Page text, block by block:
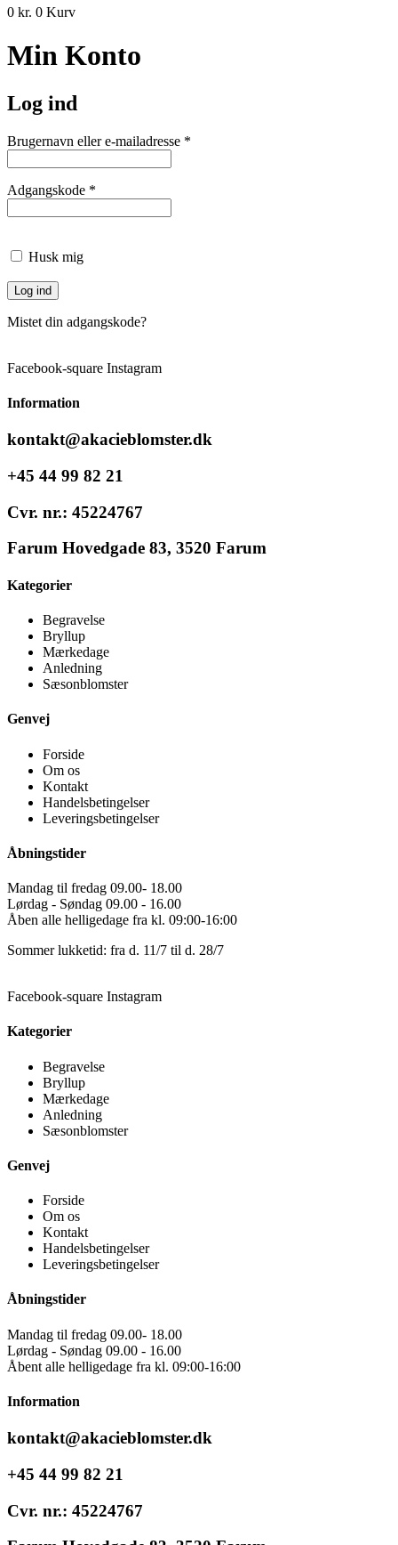
0 kr. 0 Kurv
Min Konto
Log ind
Brugernavn eller e-mailadresse *
Adgangskode *
Husk mig
Log ind
Mistet din adgangskode?
Facebook-square Instagram
Information
kontakt@akacieblomster.dk
+45 44 99 82 21
Cvr. nr.: 45224767
Farum Hovedgade 83, 3520 Farum
Kategorier
Begravelse
Bryllup
Mærkedage
Anledning
Sæsonblomster
Genvej
Forside
Om os
Kontakt
Handelsbetingelser
Leveringsbetingelser
Åbningstider
Mandag til fredag 09.00- 18.00
Lørdag - Søndag 09.00 - 16.00
Åben alle helligedage fra kl. 09:00-16:00
Sommer lukketid: fra d. 11/7 til d. 28/7
Facebook-square Instagram
Kategorier
Begravelse
Bryllup
Mærkedage
Anledning
Sæsonblomster
Genvej
Forside
Om os
Kontakt
Handelsbetingelser
Leveringsbetingelser
Åbningstider
Mandag til fredag 09.00- 18.00
Lørdag - Søndag 09.00 - 16.00
Åbent alle helligedage fra kl. 09:00-16:00
Information
kontakt@akacieblomster.dk
+45 44 99 82 21
Cvr. nr.: 45224767